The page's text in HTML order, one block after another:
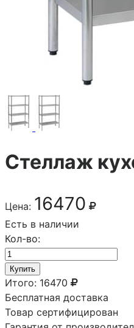
Стеллаж
Цена: 16470
Есть в наличии
Кол-во:
Купить
Итого: 16470
Бесплатная доставка
Товар сертифицирован